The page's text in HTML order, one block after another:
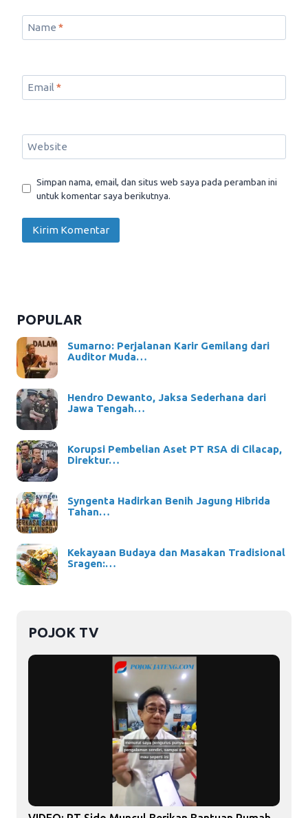
Name *
Email *
Website
Simpan nama, email, dan situs web saya pada peramban ini
untuk komentar saya berikutnya.
POPULAR
Sumarno: Perjalanan Karir Gemilang dari
Auditor Muda…
Hendro Dewanto, Jaksa Sederhana dari
Jawa Tengah…
Korupsi Pembelian Aset PT RSA di Cilacap,
Direktur…
Syngenta Hadirkan Benih Jagung Hibrida
Tahan…
Kekayaan Budaya dan Masakan Tradisional
Sragen:…
POJOK TV